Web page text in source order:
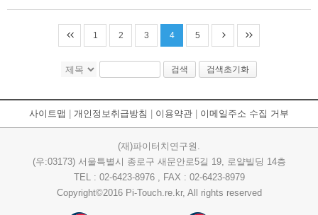
1 2 3 4 5
검색 검색초기화
사이트맵 개인정보취급방침 이용약관 이메일주소 수집 거부
(재)파이터치연구원.
(우:03173) 서울특별시 종로구 새문안로5길 19, 로얄빌딩 14층
TEL : 02-6423-8976 , FAX : 02-6423-8979
Copyright©2016 Pi-Touch.re.kr, All rights reserved